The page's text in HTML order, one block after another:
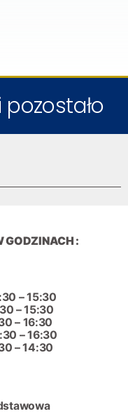
GODZINACH :
– 15:30
15:30
16:30
16:30